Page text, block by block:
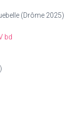
O
(Drôme 2025)